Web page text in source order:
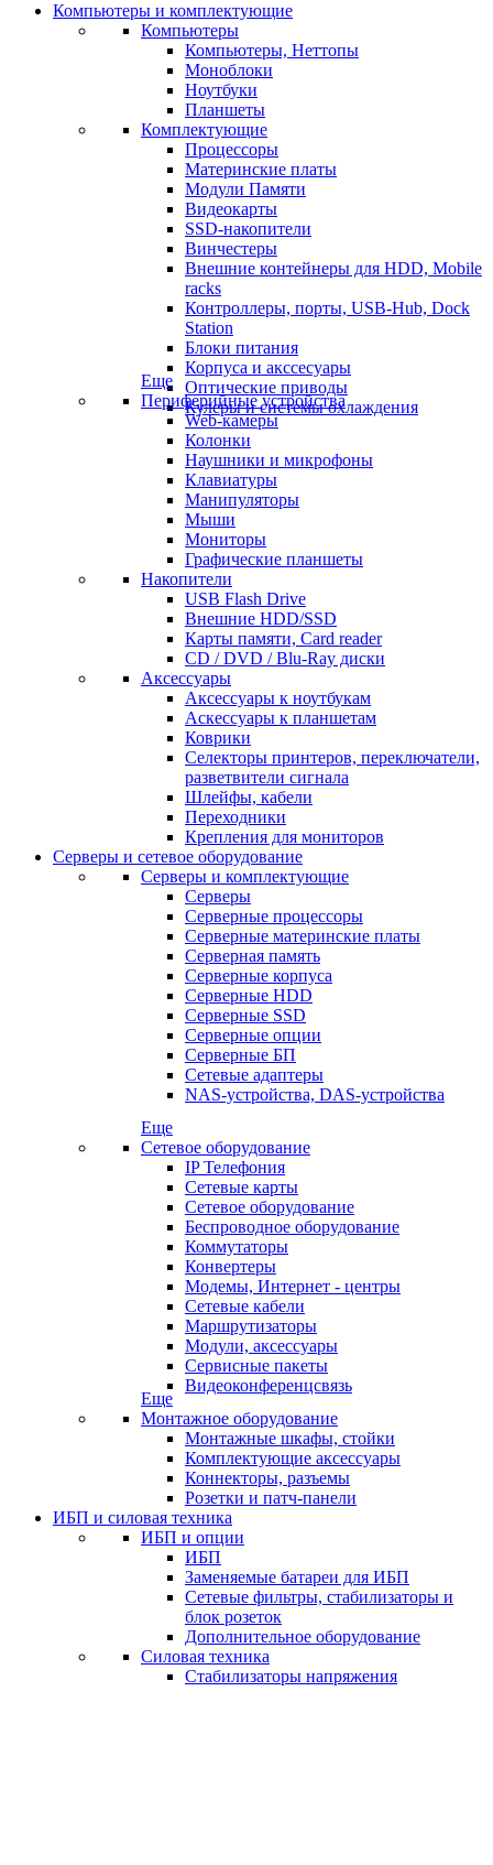
Компьютеры и комплектующие
Компьютеры
Компьютеры, Неттопы
Моноблоки
Ноутбуки
Планшеты
Комплектующие
Процессоры
Материнские платы
Модули Памяти
Видеокарты
SSD-накопители
Винчестеры
Внешние контейнеры для HDD, Mobile
racks
Контроллеры, порты, USB-Hub, Dock
Station
Блоки питания
Корпуса и акссесуары
Оптические приводы
Кулеры и системы охлаждения
Еще
Периферийные устройства
Web-камеры
Колонки
Наушники и микрофоны
Клавиатуры
Манипуляторы
Мыши
Мониторы
Графические планшеты
Накопители
USB Flash Drive
Внешние HDD/SSD
Карты памяти, Card reader
CD / DVD / Blu-Ray диски
Аксессуары
Аксессуары к ноутбукам
Аскессуары к планшетам
Коврики
Селекторы принтеров, переключатели,
разветвители сигнала
Шлейфы, кабели
Переходники
Крепления для мониторов
Серверы и сетевое оборудование
Серверы и комплектующие
Серверы
Серверные процессоры
Серверные материнские платы
Серверная память
Серверные корпуса
Серверные HDD
Серверные SSD
Серверные опции
Серверные БП
Сетевые адаптеры
NAS-устройства, DAS-устройства
Еще
Сетевое оборудование
IP Телефония
Сетевые карты
Сетевое оборудование
Беспроводное оборудование
Коммутаторы
Конвертеры
Модемы, Интернет - центры
Сетевые кабели
Маршрутизаторы
Модули, аксессуары
Сервисные пакеты
Видеоконференцсвязь
Еще
Монтажное оборудование
Монтажные шкафы, стойки
Комплектующие аксессуары
Коннекторы, разъемы
Розетки и патч-панели
ИБП и силовая техника
ИБП и опции
ИБП
Заменяемые батареи для ИБП
Сетевые фильтры, стабилизаторы и
блок розеток
Дополнительное оборудование
Силовая техника
Стабилизаторы напряжения